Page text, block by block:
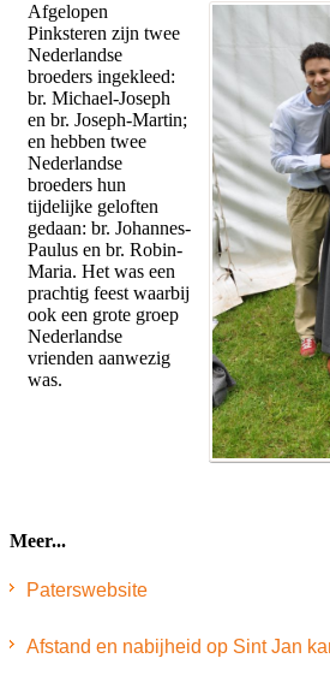
Afgelopen
Pinksteren zijn twee
Ne­derlandse
broeders ingekleed:
br. Michael-Joseph
en br. Joseph-Martin;
en hebben twee
Nederlandse
broeders hun
tijdelijke geloften
gedaan: br. Johannes-
Paulus en br. Robin-
Maria. Het was een
prachtig feest waarbij
ook een grote groep
Nederlandse
vrienden aanwezig
was.
Meer...
Paterswebsite
Afstand en nabijheid op Sint Jan